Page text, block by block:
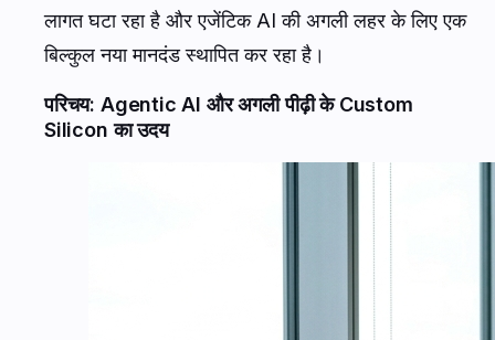
लागत घटा रहा है और एजेंटिक AI की अगली लहर के लिए एक
बिल्कुल नया मानदंड स्थापित कर रहा है।
परिचय: Agentic AI और अगली पीढ़ी के Custom
Silicon का उदय